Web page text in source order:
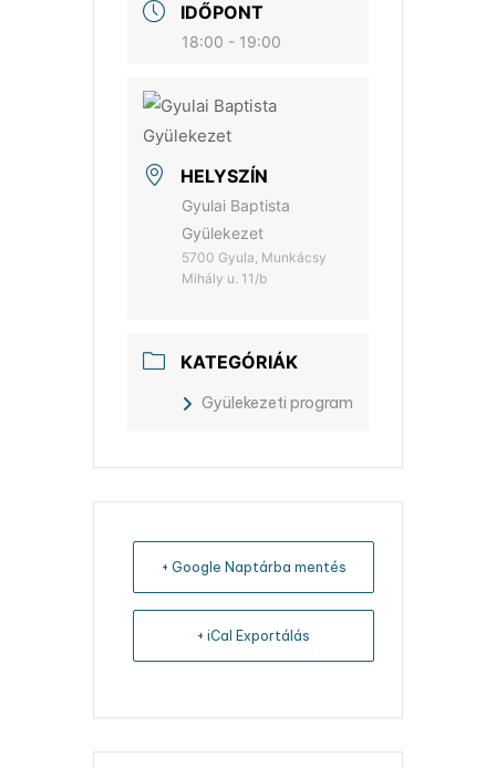
IDŐPONT
18:00 - 19:00
HELYSZÍN
Gyulai Baptista
Gyülekezet
5700 Gyula, Munkácsy
Mihály u. 11/b
KATEGÓRIÁK
Gyülekezeti program
+ Google Naptárba mentés
+ iCal Exportálás